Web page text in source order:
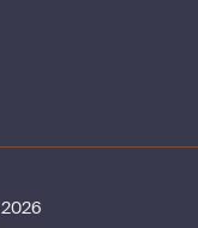
2026 © دايركت للسفر والسياحة